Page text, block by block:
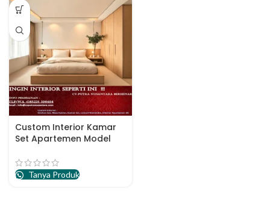
Custom Interior Kamar
Set Apartemen Model
Tanya Produk